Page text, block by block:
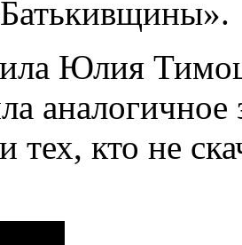
Юлия
тех, кто не